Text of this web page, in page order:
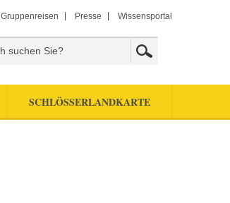
Gruppenreisen Presse Wissensportal
SCHLÖSSERLANDKARTE